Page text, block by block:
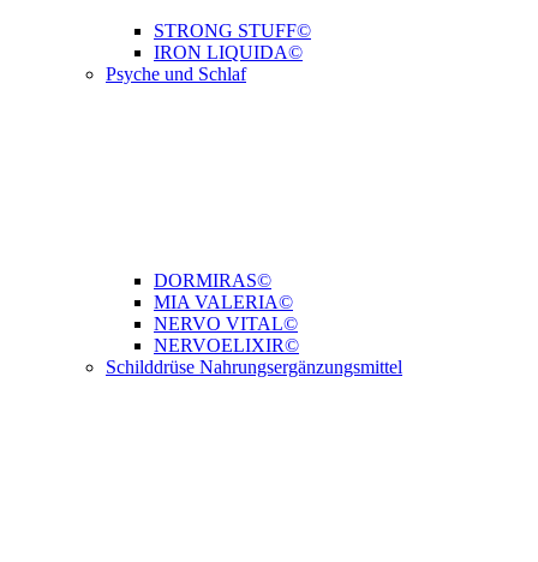
STRONG STUFF©
IRON LIQUIDA©
Psyche und Schlaf
DORMIRAS©
MIA VALERIA©
NERVO VITAL©
NERVOELIXIR©
Schilddrüse Nahrungsergänzungsmittel